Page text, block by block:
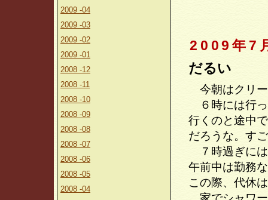
2009 -04
2009 -03
2009 -02
2009 -01
2008 -12
2008 -11
2008 -10
2008 -09
2008 -08
2008 -07
2008 -06
2008 -05
2008 -04
2009年7
だるい
今朝はクリ
６時には行っ
行くのと途中
だろうな。す
７時過ぎには
午前中は勤務
この際、代休